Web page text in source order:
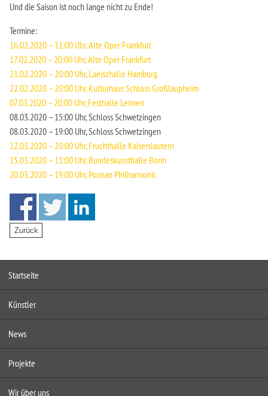
Und die Saison ist noch lange nicht zu Ende!
Termine:
16.02.2020 – 11:00 Uhr, Alte Oper Frankfurt
17.02.2020 – 20:00 Uhr, Alte Oper Frankfurt
21.02.2020 – 20:00 Uhr, Laeiszhalle Hamburg
22.02.2020 – 20:00 Uhr, Kulturhaus Schloss Großlaupheim
07.03.2020 – 20:00 Uhr, Festhalle Leimen
08.03.2020 – 15:00 Uhr, Schloss Schwetzingen
08.03.2020 – 19:00 Uhr, Schloss Schwetzingen
12.03.2020 – 20:00 Uhr, Fruchthalle Kaiserslautern
15.03.2020 – 11:00 Uhr, Bundeskunsthalle Bonn
20.03.2020 – 19:00 Uhr, Poznan Philharmonic
Startseite
Künstler
News
Projekte
Wir über uns